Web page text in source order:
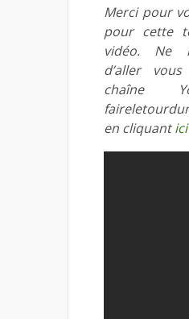
Merci pour
pour cette
vidéo. Ne
d’aller
chaîne
en cliquantici